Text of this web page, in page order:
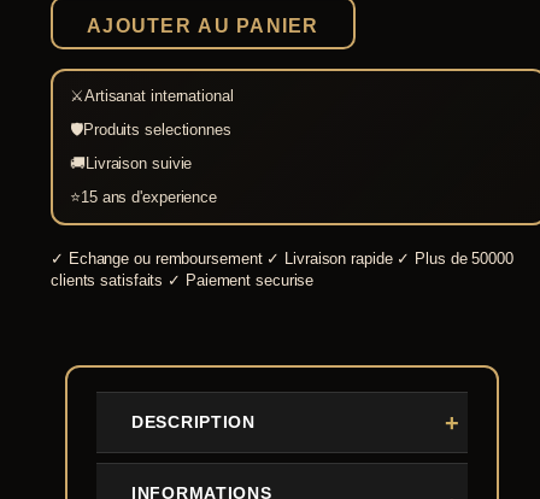
AJOUTER AU PANIER
⚔Artisanat international
🛡Produits selectionnes
🚚Livraison suivie
⭐15 ans d'experience
✓ Echange ou remboursement ✓ Livraison rapide ✓ Plus de 50000
clients satisfaits ✓ Paiement securise
DESCRIPTION
INFORMATIONS